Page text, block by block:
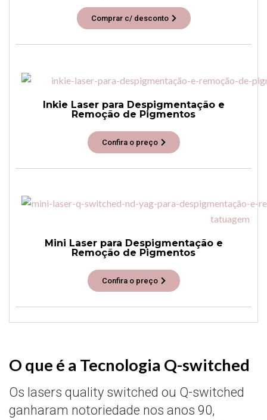
Comprar c/ desconto
Inkie Laser para Despigmentação e
Remoção de Pigmentos
Confira o preço
Mini Laser para Despigmentação e
Remoção de Pigmentos
Confira o preço
O que é a Tecnologia Q-switched
Os lasers quality switched ou Q-switched
ganharam notoriedade nos anos 90,